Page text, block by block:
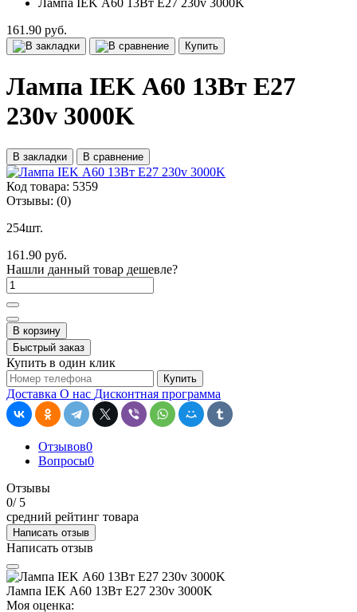
Лампа IEK А60 13Вт Е27 230v 3000K
161.90 руб.
Купить
Лампа IEK А60 13Вт Е27
230v 3000K
В закладки В сравнение
Код товара: 5359
Отзывы: (0)
254шт.
161.90 руб.
Нашли данный товар дешевле?
В корзину
Быстрый заказ
Купить в один клик
Купить
Доставка О нас Дисконтная программа
Отзывов0
Вопросы0
Отзывы
0/ 5
средний рейтинг товара
Написать отзыв
Написать отзыв
Лампа IEK А60 13Вт Е27 230v 3000K
Моя оценка: